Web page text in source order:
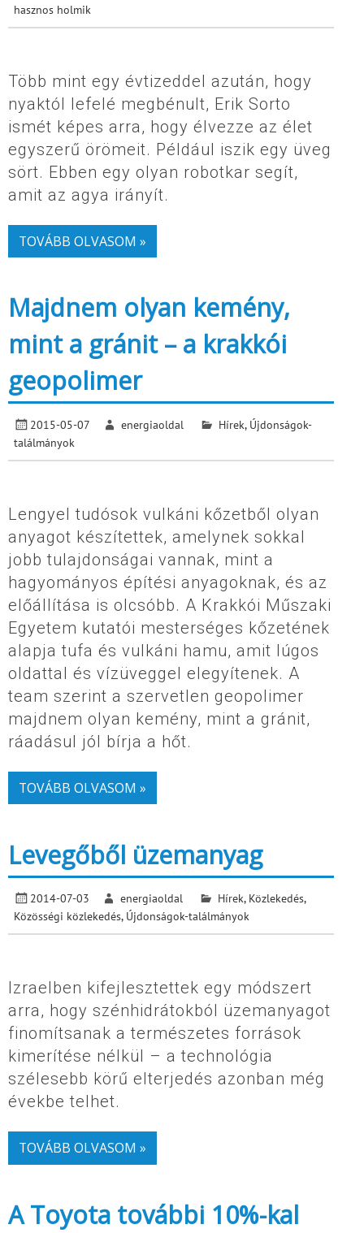
hasznos holmik
Több mint egy évtizeddel azután, hogy
nyaktól lefelé megbénult, Erik Sorto
ismét képes arra, hogy élvezze az élet
egyszerű örömeit. Például iszik egy üveg
sört. Ebben egy olyan robotkar segít,
amit az agya irányít.
TOVÁBB OLVASOM »
Majdnem olyan kemény,
mint a gránit – a krakkói
geopolimer
2015-05-07 energiaoldal Hírek, Újdonságok-
találmányok
Lengyel tudósok vulkáni kőzetből olyan
anyagot készítettek, amelynek sokkal
jobb tulajdonságai vannak, mint a
hagyományos építési anyagoknak, és az
előállítása is olcsóbb. A Krakkói Műszaki
Egyetem kutatói mesterséges kőzetének
alapja tufa és vulkáni hamu, amit lúgos
oldattal és vízüveggel elegyítenek. A
team szerint a szervetlen geopolimer
majdnem olyan kemény, mint a gránit,
ráadásul jól bírja a hőt.
TOVÁBB OLVASOM »
Levegőből üzemanyag
2014-07-03 energiaoldal Hírek, Közlekedés,
Közösségi közlekedés, Újdonságok-találmányok
Izraelben kifejlesztettek egy módszert
arra, hogy szénhidrátokból üzemanyagot
finomítsanak a természetes források
kimerítése nélkül – a technológia
szélesebb körű elterjedés azonban még
évekbe telhet.
TOVÁBB OLVASOM »
A Toyota további 10%-kal